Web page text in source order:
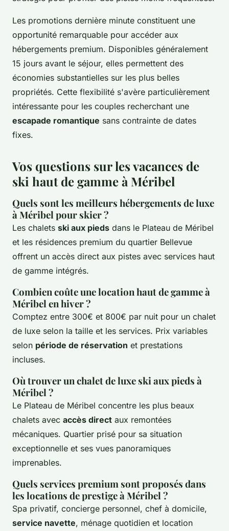
Les promotions dernière minute constituent une
opportunité remarquable pour accéder aux
hébergements premium. Disponibles généralement
15 jours avant le séjour, elles permettent des
économies substantielles sur les plus belles
propriétés. Cette flexibilité s'avère particulièrement
intéressante pour les couples recherchant une
escapade romantique sans contrainte de dates
fixes.
Vos questions sur les vacances de
ski haut de gamme à Méribel
Quels sont les meilleurs hébergements de luxe
à Méribel pour skier ?
Les chalets ski aux pieds dans le Plateau de Méribel
et les résidences premium du quartier Bellevue
offrent un accès direct aux pistes avec services haut
de gamme intégrés.
Combien coûte une location haut de gamme à
Méribel en hiver ?
Comptez entre 300€ et 800€ par nuit pour un chalet
de luxe selon la taille et les services. Prix variables
selon période de réservation et prestations
incluses.
Où trouver un chalet de luxe ski aux pieds à
Méribel ?
Le Plateau de Méribel concentre les plus beaux
chalets avec accès direct aux remontées
mécaniques. Quartier prisé pour sa situation
exceptionnelle et ses vues panoramiques
imprenables.
Quels services premium sont proposés dans
les locations de prestige à Méribel ?
Spa privatif, concierge personnel, chef à domicile,
service navette, ménage quotidien et location